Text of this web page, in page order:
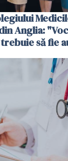
Anglia:
să fie